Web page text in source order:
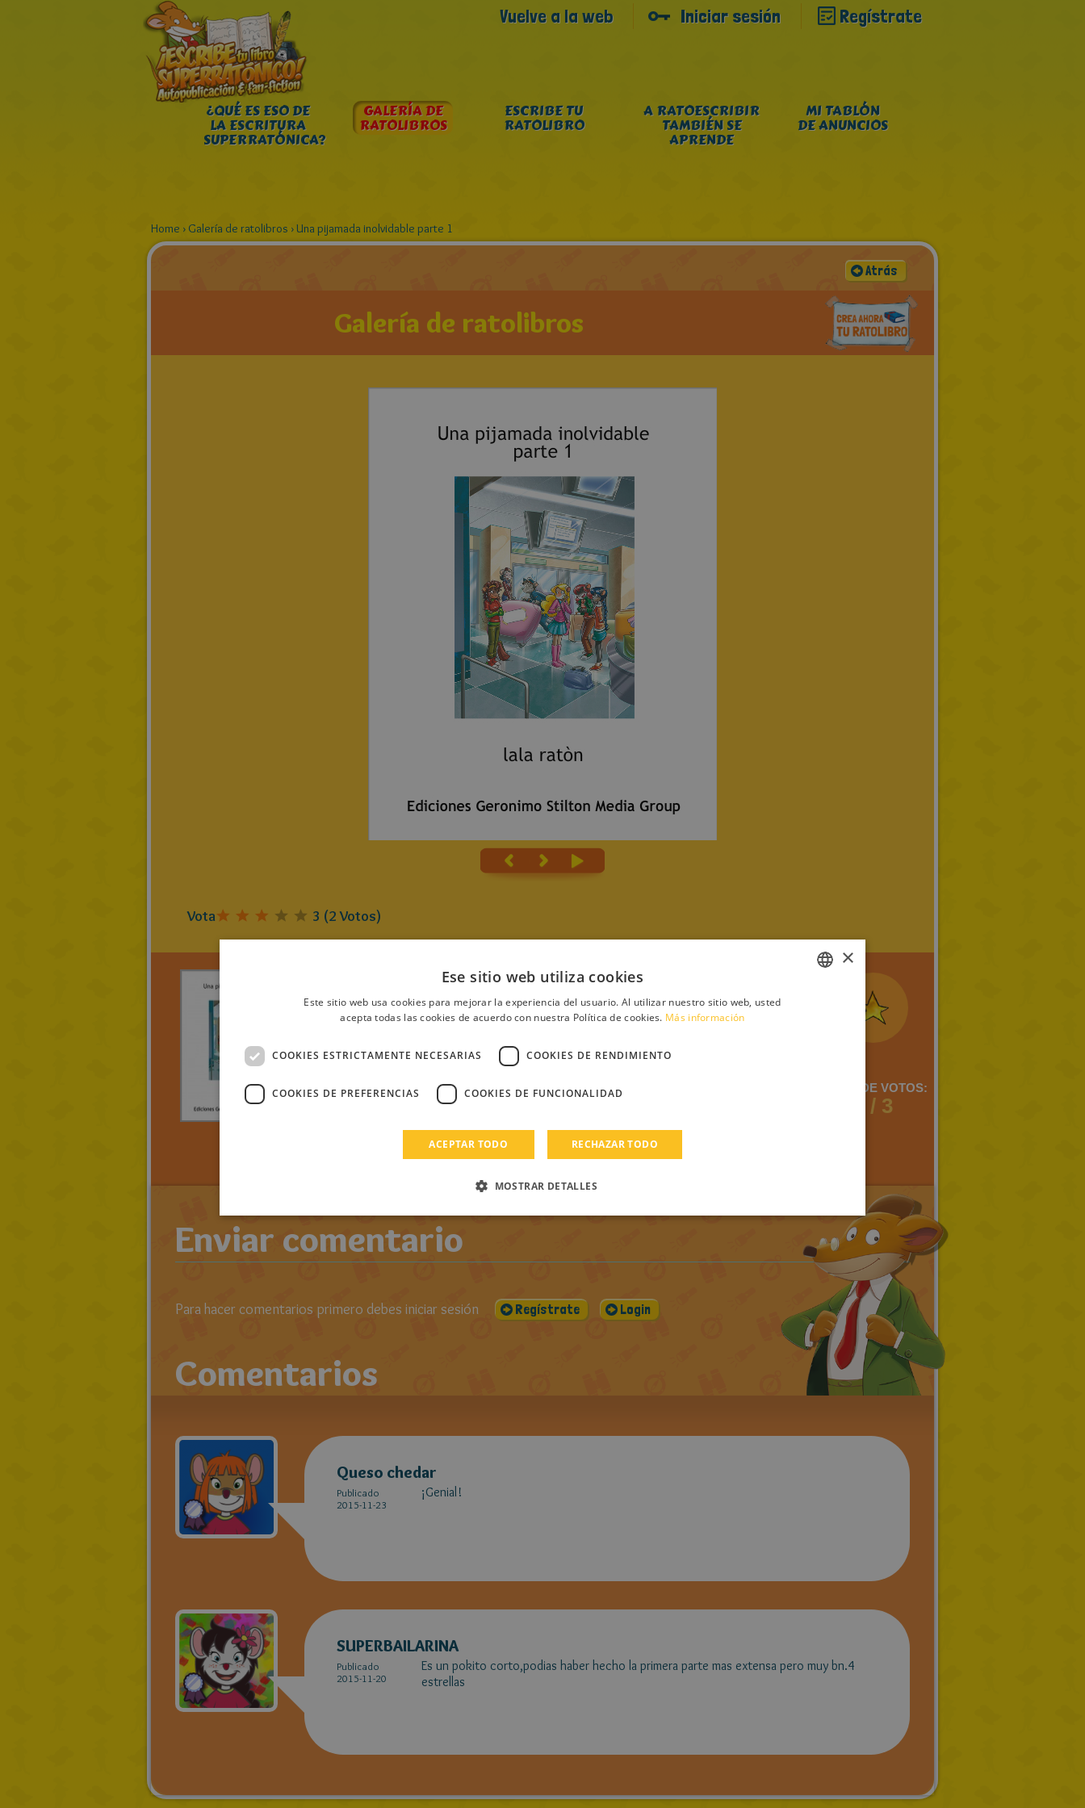
Vuelve a la web Iniciar sesión Regístrate
¿QUÉ ES ESO DE
LA ESCRITURA
SUPERRATÓNICA?
GALERÍA DE
RATOLIBROS
ESCRIBE TU
RATOLIBRO
A RATOESCRIBIR
TAMBIÉN SE
APRENDE
MI TABLÓN
DE ANUNCIOS
Home › Galería de ratolibros ›Una pijamada inolvidable parte 1
Galería de ratolibros
Atrás
Vota 3 (2Votos)
lala ratón
Una pijamada
parte 1
RATOLIBROS DE LALA
PUBLICADO EL: VISUALIZACIONES: MEDIA DE VOTOS:
2 / 3
Enviar comentario
Para hacer comentarios primero debes iniciar sesión Regístrate Login
Comentarios
Queso chedar
Publicado
2015-11-23
¡Genial!
SUPERBAILARINA
Publicado
2015-11-20
Es un pokito corto,podias haber hecho la primera parte mas extensa pero muy bn.4
estrellas
TURKISH
GREEK
CATALAN
×
Ese sitio web utiliza cookies
Este sitio web usa cookies para mejorar la experiencia del usuario. Al utilizar nuestro sitio web, usted
acepta todas las cookies de acuerdo con nuestra Política de cookies. Más información
COOKIES ESTRICTAMENTE NECESARIAS COOKIES DE RENDIMIENTO
COOKIES DE PREFERENCIAS COOKIES DE FUNCIONALIDAD
ACEPTAR TODO RECHAZAR TODO
MOSTRAR DETALLES